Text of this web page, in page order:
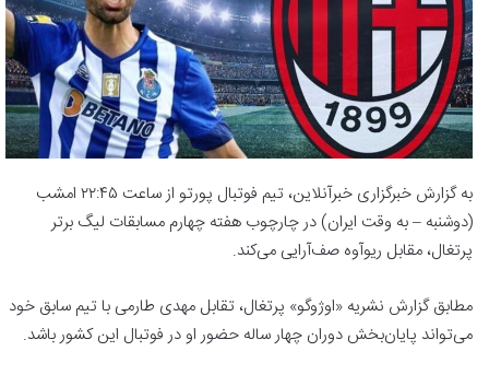
به گزارش خبرگزاری خبرآنلاین، تیم فوتبال پورتو از ساعت ۲۲:۴۵ امشب
(دوشنبه – به وقت ایران) در چارچوب هفته چهارم مسابقات لیگ برتر
پرتغال، مقابل ریوآوه صف‌آرایی می‌کند.
مطابق گزارش نشریه «اوژوگو» پرتغال، تقابل مهدی طارمی با تیم سابق خود
می‌تواند پایان‌بخش دوران چهار ساله حضور او در فوتبال این کشور باشد.